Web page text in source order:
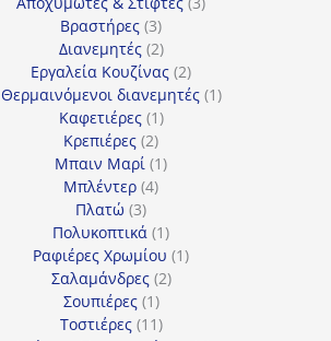
Βραστήρες 33
προϊόντα
Διανεμητές 22
προϊόντα
Εργαλεία Κουζίνας 22
προϊόντα
Θερμαινόμενοι διανεμητές 11
Καφετιέρες 11
προϊόν
Κρεπιέρες 22
προϊόντα
Μπαιν Μαρί 11
Μπλέντερ 44
Πλατώ 33
προϊόντα
Πολυκοπτικά 11
προϊόν
Ραφιέρες Χρωμίου 11
Σαλαμάνδρες 22
Σουπιέρες 11
προϊόν
Τοστιέρες 1111